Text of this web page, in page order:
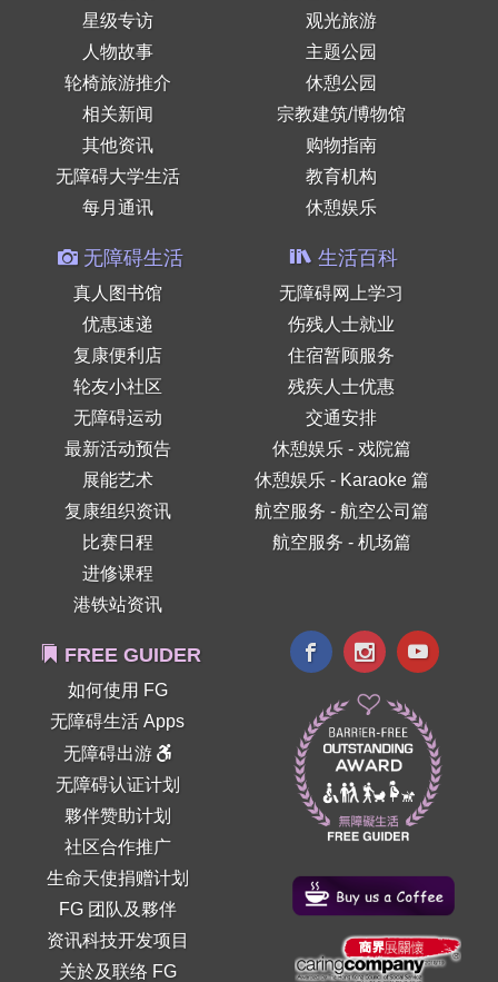
星级专访
人物故事
轮椅旅游推介
相关新闻
其他资讯
无障碍大学生活
每月通讯
观光旅游
主题公园
休憩公园
宗教建筑/博物馆
购物指南
教育机构
休憩娱乐
无障碍生活
真人图书馆
优惠速递
复康便利店
轮友小社区
无障碍运动
最新活动预告
展能艺术
复康组织资讯
比赛日程
进修课程
港铁站资讯
生活百科
无障碍网上学习
伤残人士就业
住宿暂顾服务
残疾人士优惠
交通安排
休憩娱乐 - 戏院篇
休憩娱乐 - Karaoke 篇
航空服务 - 航空公司篇
航空服务 - 机场篇
FREE GUIDER
如何使用 FG
无障碍生活 Apps
无障碍出游
无障碍认证计划
夥伴赞助计划
社区合作推广
生命天使捐赠计划
FG 团队及夥伴
资讯科技开发项目
关於及联络 FG